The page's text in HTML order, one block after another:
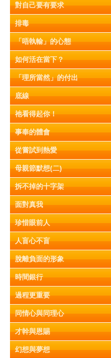
對自己要有要求
排毒
「唔執輸」的心態
如何活在當下？
「理所當然」的付出
底線
祂看得起你！
事奉的體會
從嘗試到熱愛
母親節默想(二)
拆不掉的十字架
面對真我
珍惜眼前人
人盲心不盲
脫離負面的形象
時間銀行
過程更重要
同情心與同理心
才幹與恩賜
幻想與夢想